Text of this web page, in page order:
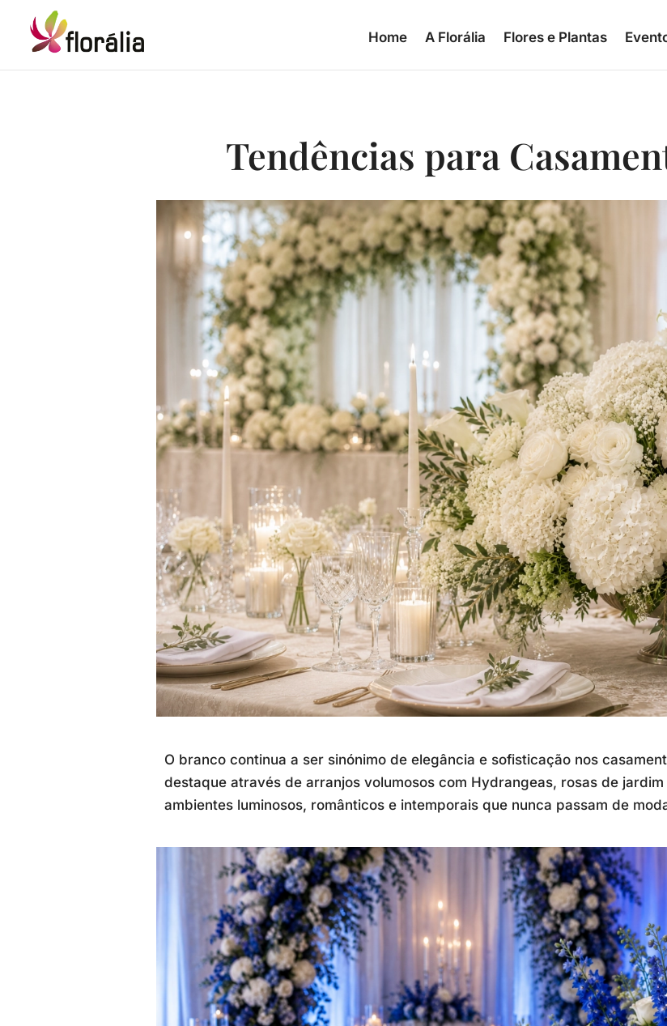
Home A Florália Flores e Plantas
Tendências para
O branco continua a ser sinónimo de elegância e sofisticação nos
destaque através de arranjos volumosos com Hydrangeas, rosas de
ambientes luminosos, românticos e intemporais que nunca passam de